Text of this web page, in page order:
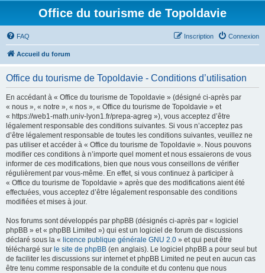
Office du tourisme de Topoldavie
FAQ Connexion
Inscription
Accueil du forum
Office du tourisme de Topoldavie - Conditions d’utilisation
En accédant à « Office du tourisme de Topoldavie » (désigné ci-après par
« nous », « notre », « nos », « Office du tourisme de Topoldavie » et
« https://web1-math.univ-lyon1.fr/prepa-agreg »), vous acceptez d’être
légalement responsable des conditions suivantes. Si vous n’acceptez pas
d’être légalement responsable de toutes les conditions suivantes, veuillez ne
pas utiliser et accéder à « Office du tourisme de Topoldavie ». Nous pouvons
modifier ces conditions à n’importe quel moment et nous essaierons de vous
informer de ces modifications, bien que nous vous conseillons de vérifier
régulièrement par vous-même. En effet, si vous continuez à participer à
« Office du tourisme de Topoldavie » après que des modifications aient été
effectuées, vous acceptez d’être légalement responsable des conditions
modifiées et mises à jour.
Nos forums sont développés par phpBB (désignés ci-après par « logiciel
phpBB » et « phpBB Limited ») qui est un logiciel de forum de discussions
déclaré sous la « licence publique générale GNU 2.0 » et qui peut être
téléchargé sur le site de phpBB (en anglais). Le logiciel phpBB a pour seul but
de faciliter les discussions sur internet et phpBB Limited ne peut en aucun cas
être tenu comme responsable de la conduite et du contenu que nous